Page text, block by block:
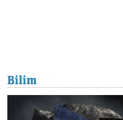
Bilim